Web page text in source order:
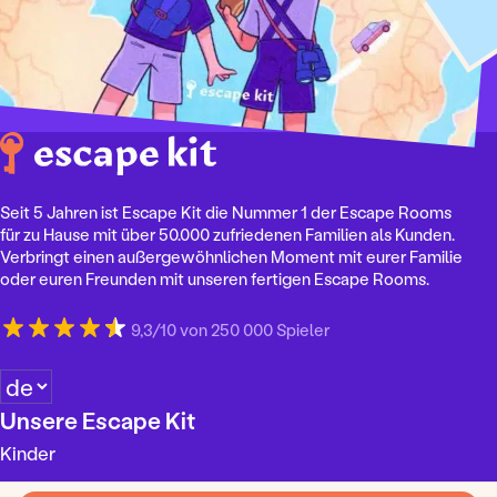
m
d
e
e
l
t
M
e
n
e
Seit 5 Jahren ist Escape Kit die Nummer 1 der Escape Rooms
für zu Hause mit über 50.000 zufriedenen Familien als Kunden.
Verbringt einen außergewöhnlichen Moment mit eurer Familie
oder euren Freunden mit unseren fertigen Escape Rooms.
9,3/10 von 250 000 Spieler
S
p
r
a
c
Unsere Escape Kit
Kinder
Jugendliche